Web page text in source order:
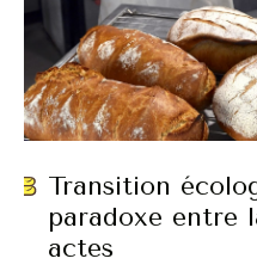
Transition
paradoxe entre
actes